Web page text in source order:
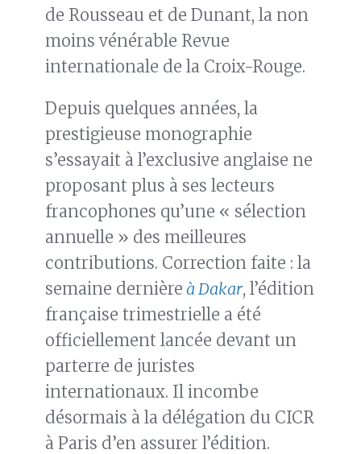
de Rousseau et de Dunant, la non
moins vénérable Revue
internationale de la Croix-Rouge.
Depuis quelques années, la
prestigieuse monographie
s’essayait à l’exclusive anglaise ne
proposant plus à ses lecteurs
francophones qu’une « sélection
annuelle » des meilleures
contributions. Correction faite : la
semaine dernière à Dakar, l’édition
française trimestrielle a été
officiellement lancée devant un
parterre de juristes
internationaux. Il incombe
désormais à la délégation du CICR
à Paris d’en assurer l’édition.